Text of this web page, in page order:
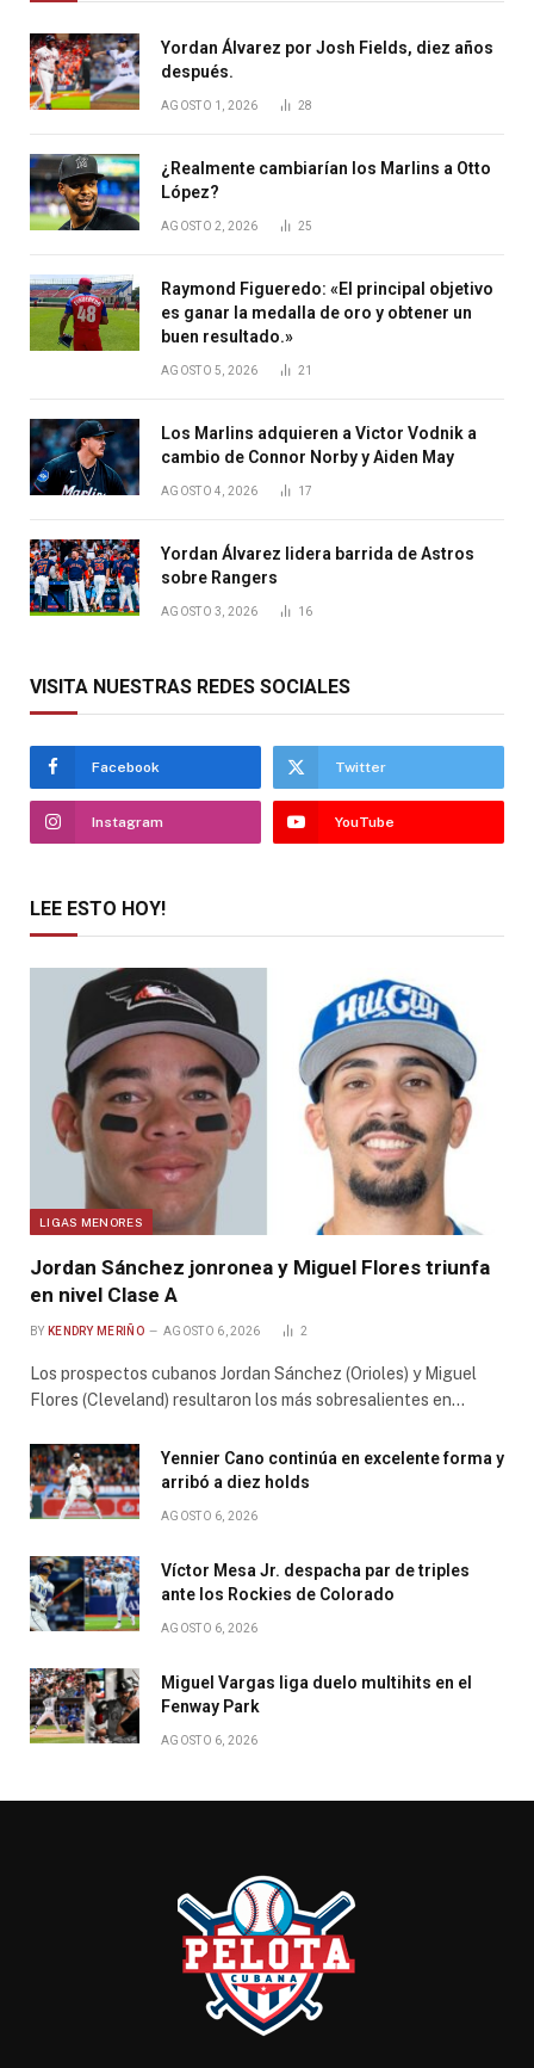
Yordan Álvarez por Josh Fields, diez años
después.
AGOSTO 1, 2026 28
¿Realmente cambiarían los Marlins a Otto
López?
AGOSTO 2, 2026 25
Raymond Figueredo: «El principal objetivo
es ganar la medalla de oro y obtener un
buen resultado.»
AGOSTO 5, 2026 21
Los Marlins adquieren a Victor Vodnik a
cambio de Connor Norby y Aiden May
AGOSTO 4, 2026 17
Yordan Álvarez lidera barrida de Astros
sobre Rangers
AGOSTO 3, 2026 16
VISITA NUESTRAS REDES SOCIALES
Facebook Twitter
Instagram YouTube
LEE ESTO HOY!
LIGAS MENORES
Jordan Sánchez jonronea y Miguel Flores triunfa
en nivel Clase A
BY KENDRY MERIÑO AGOSTO 6, 2026 2
Los prospectos cubanos Jordan Sánchez (Orioles) y Miguel
Flores (Cleveland) resultaron los más sobresalientes en…
Yennier Cano continúa en excelente forma y
arribó a diez holds
AGOSTO 6, 2026
Víctor Mesa Jr. despacha par de triples
ante los Rockies de Colorado
AGOSTO 6, 2026
Miguel Vargas liga duelo multihits en el
Fenway Park
AGOSTO 6, 2026